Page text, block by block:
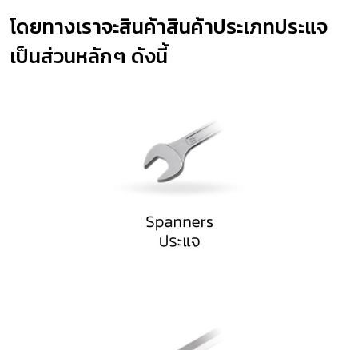
โดยทางเราจะสินค้าสินค้าประเภทประแจ
เป็นส่วนหลักๆ ดังนี้